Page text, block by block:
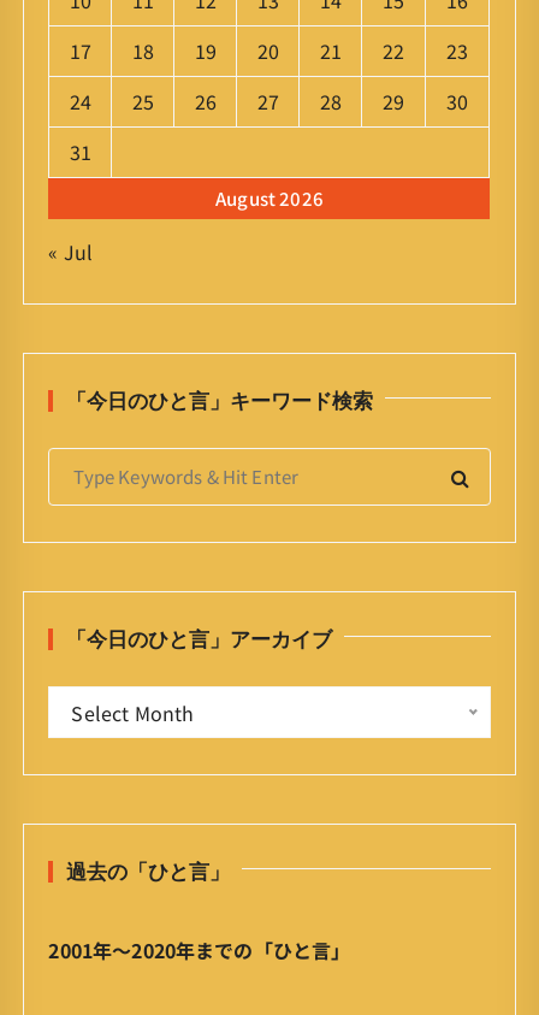
August 2026
17
18 19 20 21 22
23
24
25 26 27 28 29
30
31
« Jul
「今日のひと言」キーワード検索
S
r
:
「今日のひと言」アーカイブ
ひ
言
ア
Select Month
過去の「ひと言」
2001年〜2020年までの「ひと言」